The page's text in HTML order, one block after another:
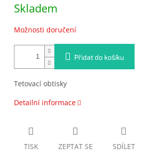
cena:
Skladem
Možnosti doručení
Přidat do košíku
Tetovací obtisky
Detailní informace
TISK ZEPTAT SE SDÍLET